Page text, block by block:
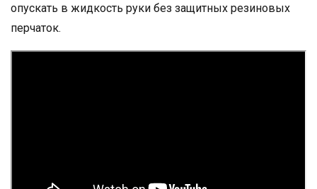
опускать в жидкость руки без защитных резиновых
перчаток.